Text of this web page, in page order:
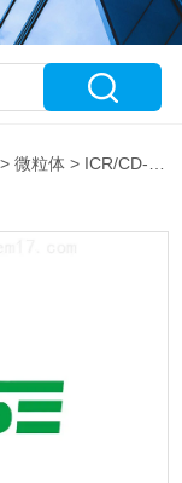
>微粒体 > ICR/CD-1小鼠肾微粒体